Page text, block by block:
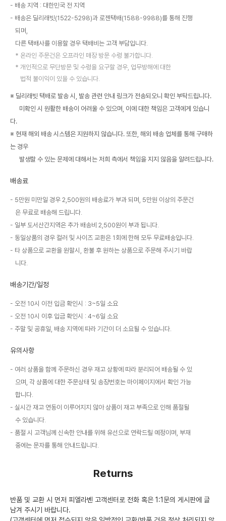
배송 지역 : 대한민국 전 지역
배송은 딜리래빗(1522-5298)과 로젠택배(1588-9988)를 통해 진행
되며,
다른 택배사를 이용할 경우 택배비는 고객 부담입니다.
온라인 주문건은 오프라인 매장 방문 수령 불가합니다.
개인적으로 무단방문 및 수령을 요구할 경우, 업무방해에 대한
법적 불이익이 있을 수 있습니다.
※ 딜리래빗 택배로 발송 시, 발송 관련 안내 링크가 전송되오니 확인 부탁드립니다.
미확인 시 원활한 배송이 어려울 수 있으며, 이에 대한 책임은 고객에게 있습니
다.
※ 현재 해외 배송 시스템은 지원하지 않습니다. 또한, 해외 배송 업체를 통해 구매하
는 경우
발생할 수 있는 문제에 대해서는 저희 측에서 책임을 지지 않음을 알려드립니다.
배송료
5만원 미만일 경우 2,500원의 배송료가 부과 되며, 5만원 이상의 주문건
은 무료로 배송해 드립니다.
일부 도서산간지역은 추가 배송비 2,500원이 부과 됩니다.
동일상품의 경우 컬러 및 사이즈 교환은 1회에 한해 모두 무료배송입니다.
타 상품으로 교환을 원할시, 환불 후 원하는 상품으로 주문해 주시기 바랍
니다.
배송기간/일정
오전 10시 이전 입금 확인시 : 3~5일 소요
오전 10시 이후 입금 확인시 : 4~6일 소요
주말 및 공휴일, 배송 지역에 따라 기간이 더 소요될 수 있습니다.
유의사항
여러 상품을 함께 주문하신 경우 재고 상황에 따라 분리되어 배송될 수 있
으며, 각 상품에 대한 주문상태 및 송장번호는 마이페이지에서 확인 가능
합니다.
실시간 재고 연동이 이루어지지 않아 상품이 재고 부족으로 인해 품절될
수 있습니다.
품절 시 고객님께 신속한 안내를 위해 유선으로 연락드릴 예정이며, 부재
중에는 문자를 통해 안내드립니다.
Returns
반품 및 교환 시 먼저 피엘라벤 고객센터로 전화 혹은 1:1문의 게시판에 글
남겨 주시기 바랍니다.